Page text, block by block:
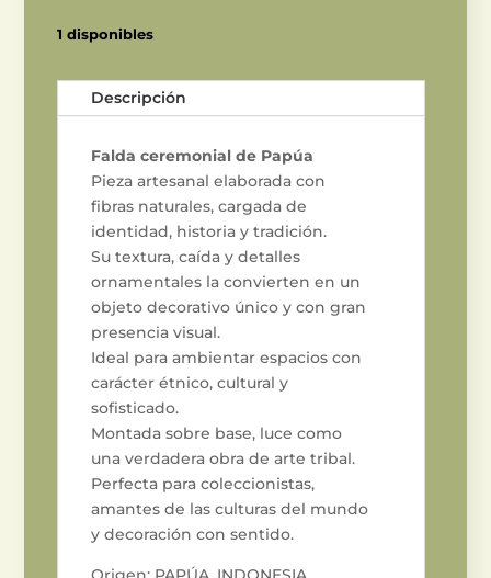
1 disponibles
Descripción
Falda ceremonial de Papúa
Pieza artesanal elaborada con
fibras naturales, cargada de
identidad, historia y tradición.
Su textura, caída y detalles
ornamentales la convierten en un
objeto decorativo único y con gran
presencia visual.
Ideal para ambientar espacios con
carácter étnico, cultural y
sofisticado.
Montada sobre base, luce como
una verdadera obra de arte tribal.
Perfecta para coleccionistas,
amantes de las culturas del mundo
y decoración con sentido.